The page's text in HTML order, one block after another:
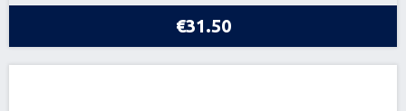
€31.50